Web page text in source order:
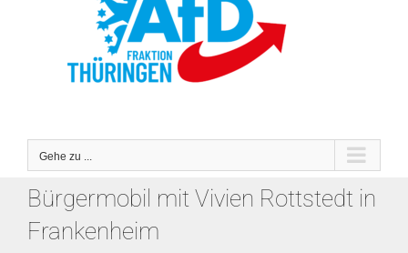
Gehe zu ...
Bürgermobil mit Vivien Rottstedt in
Frankenheim